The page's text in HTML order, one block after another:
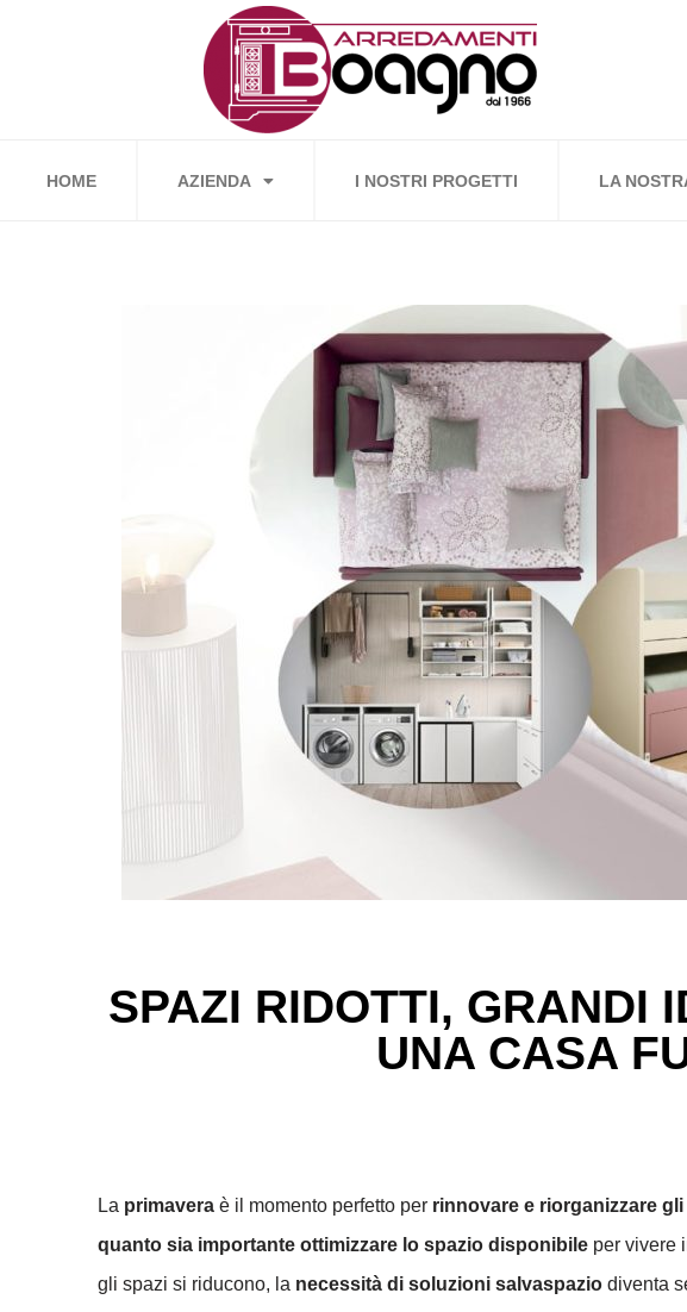
HOME AZIENDA I NOSTRI PROGETTI LA
SPAZI RIDOTTI, GRANDI
UNA CASA
La primavera è il momento perfetto per rinnovare e riorganizzare
quanto sia importante ottimizzare lo spazio disponibile per vivere
gli spazi si riducono, la necessità di soluzioni salvaspazio diventa